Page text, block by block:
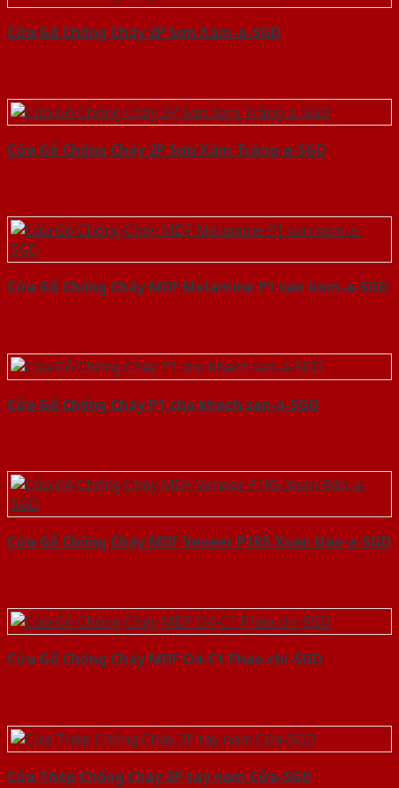
Cửa Gỗ Chống Cháy 2P Sơn Xám-a-SGD
Cửa Gỗ Chống Cháy 2P Sơn Xám Trắng-a-SGD
Cửa Gỗ Chống Cháy MDF Melamine P1 van kem-a-SGD
Cửa Gỗ Chống Cháy P1 cho khach san-a-SGD
Cửa Gỗ Chống Cháy MDF Veneer P1R5 Xoan Đào-a-SGD
Cửa Gỗ Chống Cháy MDF O4-C1 Phào chi-SGD
Cửa Thép Chống Cháy 2P tay nam Cửa-SGD